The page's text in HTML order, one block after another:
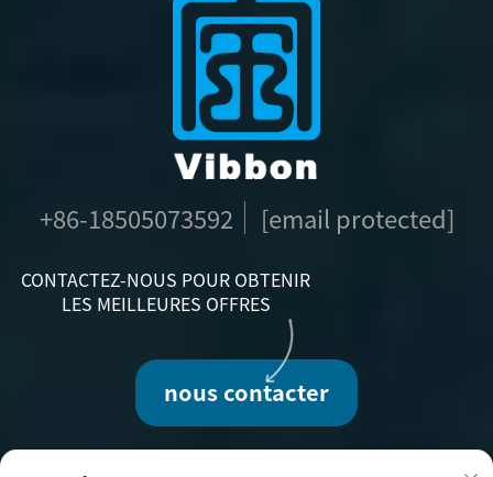
+86-18505073592 [email protected]
CONTACTEZ-NOUS POUR OBTENIR
LES MEILLEURES OFFRES
nous contacter